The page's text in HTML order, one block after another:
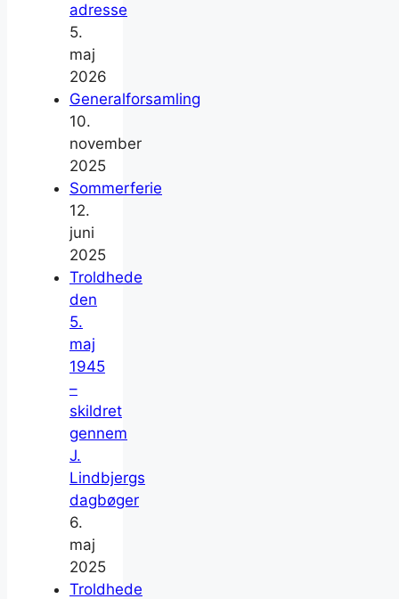
adresse
5.
maj
2026
Generalforsamling
10.
november
2025
Sommerferie
12.
juni
2025
Troldhede
den
5.
maj
1945
–
skildret
gennem
J.
Lindbjergs
dagbøger
6.
maj
2025
Troldhede